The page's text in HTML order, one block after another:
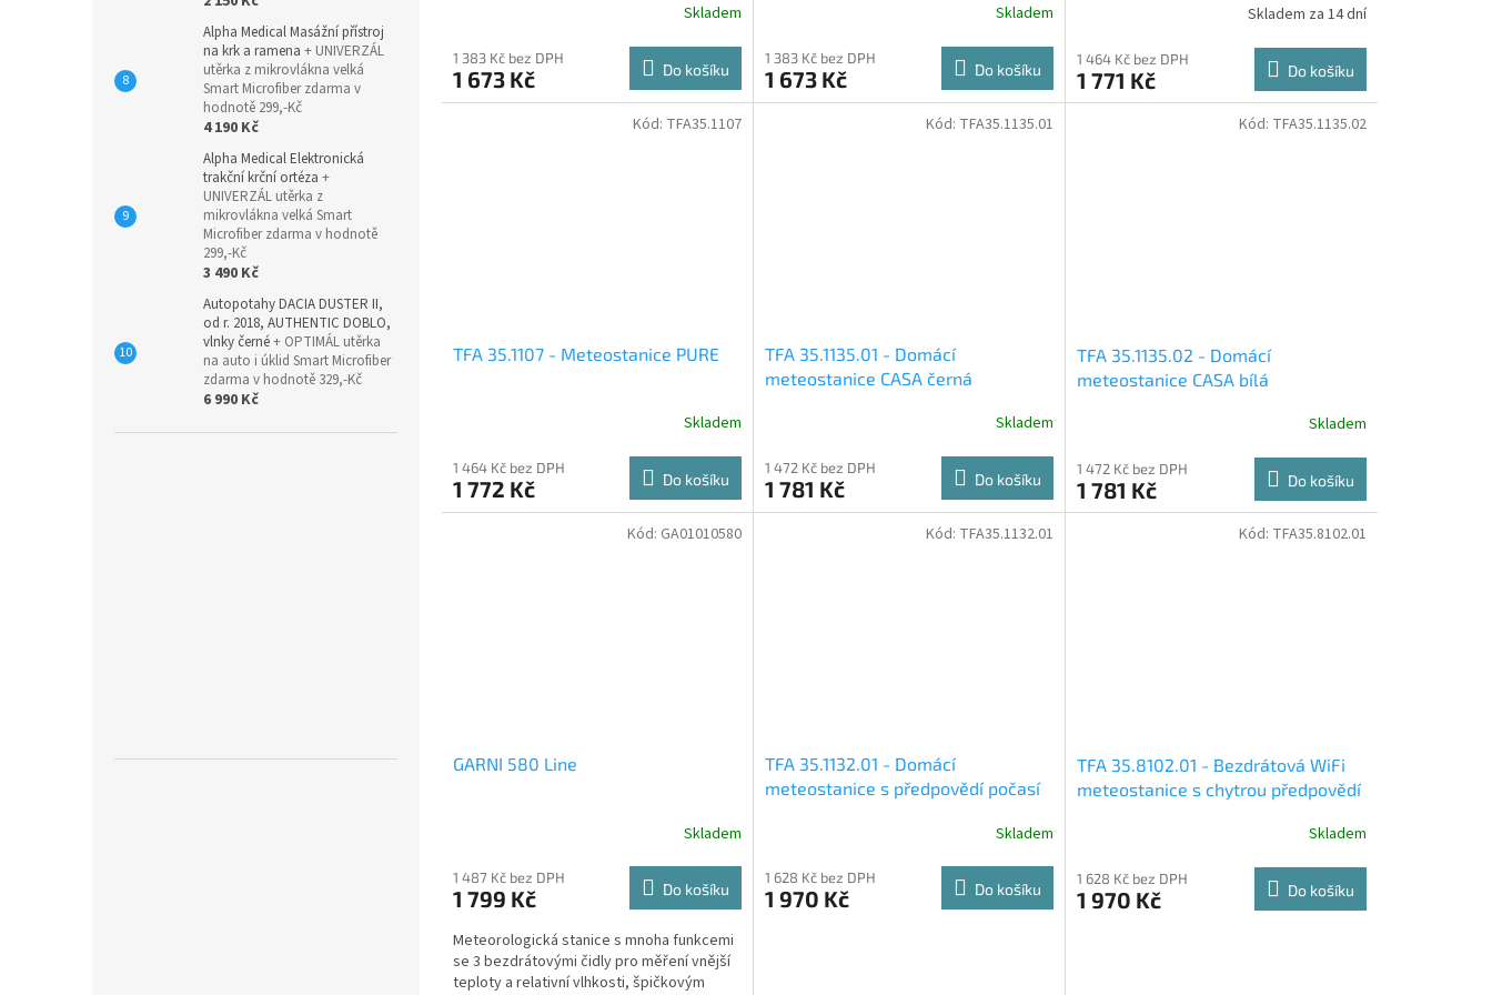
Alpha Medical Masážní přístroj
na krk a ramena + UNIVERZÁL
utěrka z mikrovlákna velká
Smart Microfiber zdarma v
hodnotě 299,-Kč
4 190 Kč
Alpha Medical Elektronická
trakční krční ortéza +
UNIVERZÁL utěrka z
mikrovlákna velká Smart
Microfiber zdarma v hodnotě
299,-Kč
3 490 Kč
Autopotahy DACIA DUSTER II,
od r. 2018, AUTHENTIC DOBLO,
vlnky černé+ OPTIMÁL utěrka
na auto i úklid Smart Microfiber
zdarma v hodnotě 329,-Kč
6 990 Kč
Skladem
1 383 Kč bez DPH
1 673 Kč Do košíku
Skladem
1 383 Kč bez DPH
1 673 Kč Do košíku
Skladem za 14 dní
1 464 Kč bez DPH
1 771 Kč Do košíku
TFA 35.1107 - Meteostanice PURE
Skladem
1 464 Kč bez DPH
1 772 Kč Do košíku
Kód: TFA35.1107
TFA 35.1135.01 - Domácí
meteostanice CASA černá
Skladem
1 472 Kč bez DPH
1 781 Kč Do košíku
Kód: TFA35.1135.01
TFA 35.1135.02 - Domácí
meteostanice CASA bílá
Skladem
1 472 Kč bez DPH
1 781 Kč Do košíku
Kód: TFA35.1135.02
GARNI 580 Line
Skladem
1 487 Kč bez DPH
1 799 Kč Do košíku
Meteorologická stanice s mnoha funkcemi
se 3 bezdrátovými čidly pro měření vnější
teploty a relativní vlhkosti, špičkovým
Kód: GA01010580
TFA 35.1132.01 - Domácí
meteostanice s předpovědí počasí
Skladem
1 628 Kč bez DPH
1 970 Kč Do košíku
Kód: TFA35.1132.01
TFA 35.8102.01 - Bezdrátová WiFi
meteostanice s chytrou předpovědí
Skladem
1 628 Kč bez DPH
1 970 Kč Do košíku
Kód: TFA35.8102.01